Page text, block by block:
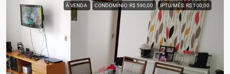
À VENDA CONDOMÍNIO: R$ 590,00 IPTU/MÊS: R$ 100,00